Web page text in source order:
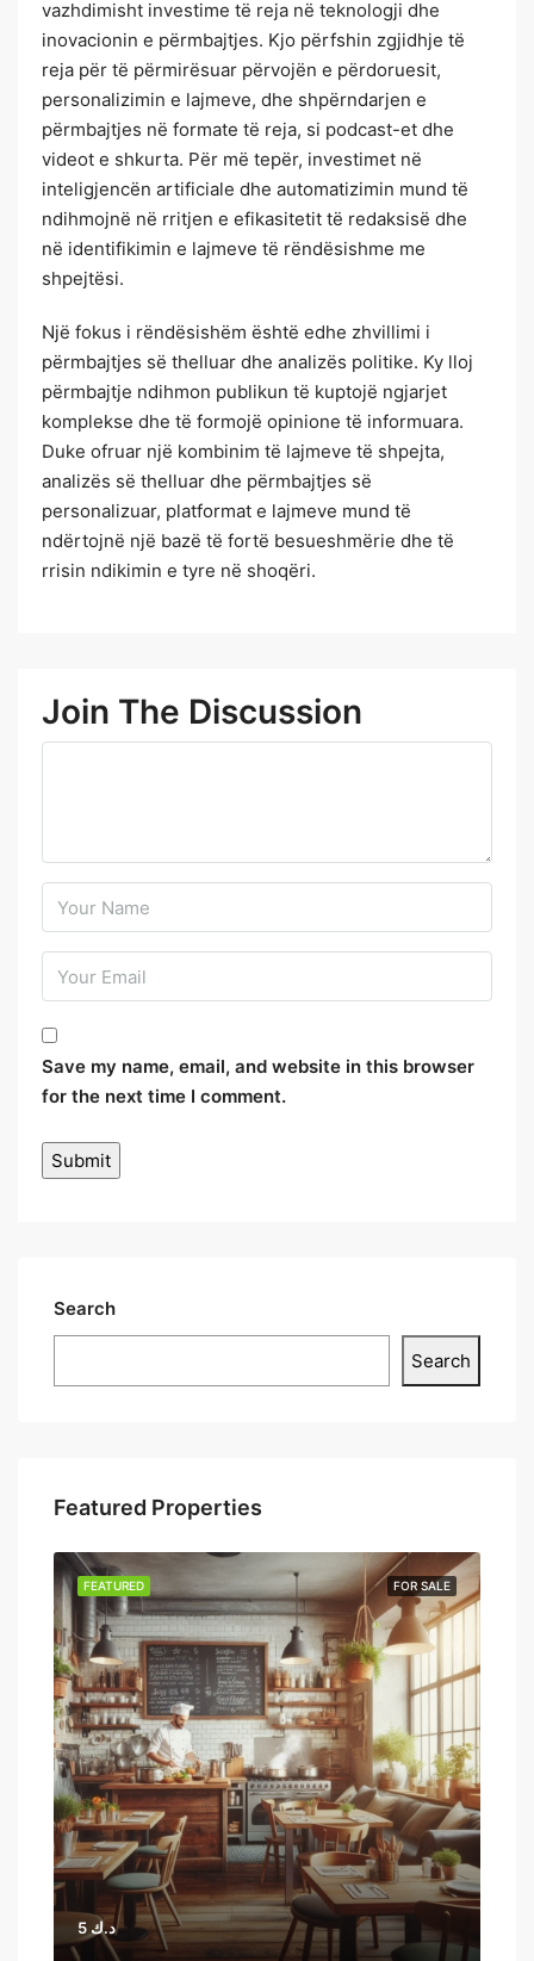
vazhdimisht investime të reja në teknologji dhe
inovacionin e përmbajtjes. Kjo përfshin zgjidhje të
reja për të përmirësuar përvojën e përdoruesit,
personalizimin e lajmeve, dhe shpërndarjen e
përmbajtjes në formate të reja, si podcast-et dhe
videot e shkurta. Për më tepër, investimet në
inteligjencën artificiale dhe automatizimin mund të
ndihmojnë në rritjen e efikasitetit të redaksisë dhe
në identifikimin e lajmeve të rëndësishme me
shpejtësi.
Një fokus i rëndësishëm është edhe zhvillimi i
përmbajtjes së thelluar dhe analizës politike. Ky lloj
përmbajtje ndihmon publikun të kuptojë ngjarjet
komplekse dhe të formojë opinione të informuara.
Duke ofruar një kombinim të lajmeve të shpejta,
analizës së thelluar dhe përmbajtjes së
personalizuar, platformat e lajmeve mund të
ndërtojnë një bazë të fortë besueshmërie dhe të
rrisin ndikimin e tyre në shoqëri.
Join The Discussion
Save my name, email, and website in this browser
for the next time I comment.
Search
Search
Featured Properties
FOR SALE
FEATURED
5 د.ك